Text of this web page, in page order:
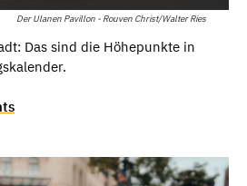
Der Ulanen Pavillon - Rouven Christ/Walter Ries
Das sind die Höhepunkte in